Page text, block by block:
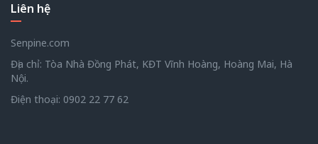
Liên hệ
Senpine.com
Địa chỉ: Tòa Nhà Đồng Phát, KĐT Vĩnh Hoàng, Hoàng Mai, Hà
Nội.
Điện thoại: 0902 22 77 62